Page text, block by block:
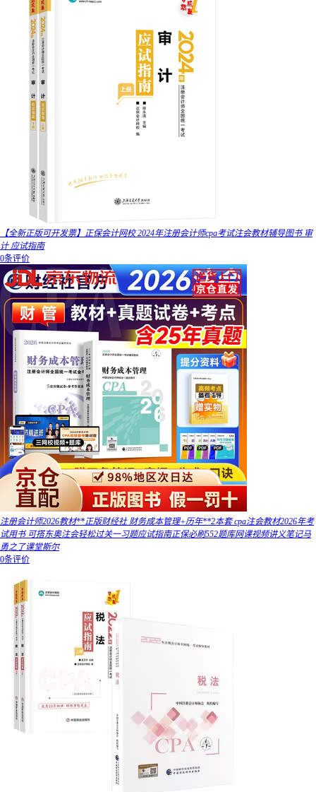
【全新正版可开发票】正保会计网校 2024年注册会计师cpa考试注会教材辅导图书 审
计 应试指南
0条评价
注册会计师2026教材**正版财经社 财务成本管理+历年**2本套 cpa注会教材2026年考
试用书 可搭东奥注会轻松过关一习题应试指南正保必刷552题库网课视频讲义笔记马
勇之了课堂斯尔
0条评价